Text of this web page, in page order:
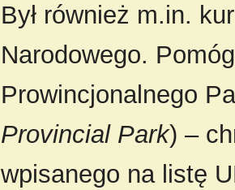
Był również m.in.
Narodowego.
Prowincjonalnego
Provincial Park) –
wpisanego na listę